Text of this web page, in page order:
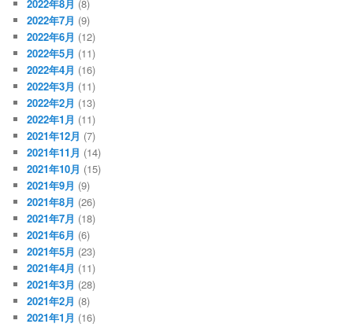
2022年8月 (8)
2022年7月 (9)
2022年6月 (12)
2022年5月 (11)
2022年4月 (16)
2022年3月 (11)
2022年2月 (13)
2022年1月 (11)
2021年12月 (7)
2021年11月 (14)
2021年10月 (15)
2021年9月 (9)
2021年8月 (26)
2021年7月 (18)
2021年6月 (6)
2021年5月 (23)
2021年4月 (11)
2021年3月 (28)
2021年2月 (8)
2021年1月 (16)